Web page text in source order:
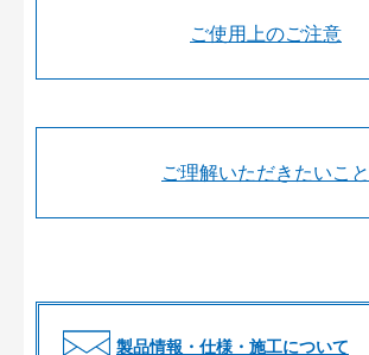
ご使用上のご注意
ご理解いただきたいこと
製品情報・仕様・施工について